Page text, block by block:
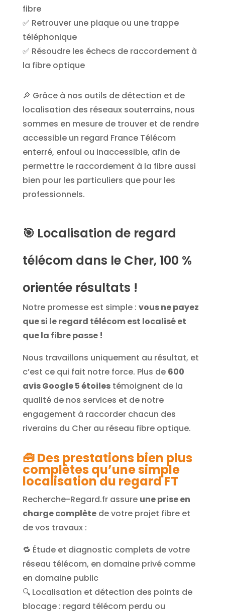
fibre
✅ Retrouver une plaque ou une trappe
téléphonique
✅ Résoudre les échecs de raccordement à
la fibre optique
🔎 Grâce à nos outils de détection et de
localisation des réseaux souterrains, nous
sommes en mesure de trouver et de rendre
accessible un regard France Télécom
enterré, enfoui ou inaccessible, afin de
permettre le raccordement à la fibre aussi
bien pour les particuliers que pour les
professionnels.
🎯 Localisation de regard
télécom dans le Cher, 100 %
orientée résultats !
Notre promesse est simple : vous ne payez
que si le regard télécom est localisé et
que la fibre passe !
Nous travaillons uniquement au résultat, et
c’est ce qui fait notre force. Plus de 600
avis Google 5 étoilestémoignent de la
qualité de nos services et de notre
engagement à raccorder chacun des
riverains du Cher au réseau fibre optique.
🧰Des prestations bien plus
complètes qu’une simple
localisation du regard FT
Recherche-Regard.fr assure une prise en
charge complètede votre projet fibre et
de vos travaux :
🔁 Étude et diagnostic complets de votre
réseau télécom, en domaine privé comme
en domaine public
🔍 Localisation et détection des points de
blocage : regard télécom perdu ou